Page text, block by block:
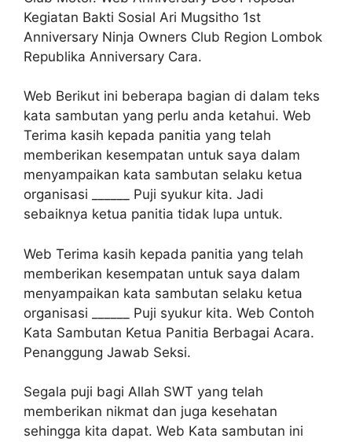
Kegiatan Bakti Sosial Ari Mugsitho 1st
Anniversary Ninja Owners Club Region Lombok
Republika Anniversary Cara.
Web Berikut ini beberapa bagian di dalam teks
kata sambutan yang perlu anda ketahui. Web
Terima kasih kepada panitia yang telah
memberikan kesempatan untuk saya dalam
menyampaikan kata sambutan selaku ketua
organisasi ______ Puji syukur kita. Jadi
sebaiknya ketua panitia tidak lupa untuk.
Web Terima kasih kepada panitia yang telah
memberikan kesempatan untuk saya dalam
menyampaikan kata sambutan selaku ketua
organisasi ______ Puji syukur kita. Web Contoh
Kata Sambutan Ketua Panitia Berbagai Acara.
Penanggung Jawab Seksi.
Segala puji bagi Allah SWT yang telah
memberikan nikmat dan juga kesehatan
sehingga kita dapat. Web Kata sambutan ini